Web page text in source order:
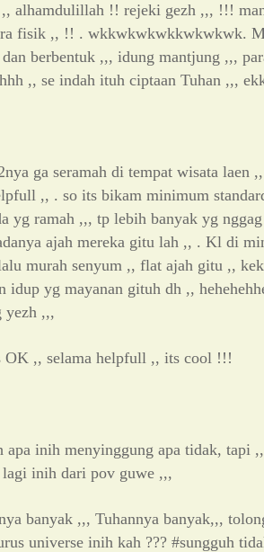
,, alhamdulillah !! rejeki gezh ,,, !!!
fisik ,, !! . wkkwkwkwkkwkwkwk.
berbentuk ,,, idung mantjung ,,,
,, se indah ituh ciptaan Tuhan ,,,
ga seramah di tempat wisata laen
,, . so its bikam minimum
yg ramah ,,, tp lebih banyak yg
ajah mereka gitu lah ,, . Kl di
murah senyum ,, flat ajah gitu ,,
idup yg mayanan gituh dh ,,
yezh ,,,
OK ,, selama helpfull ,, its cool !!!
apa inih menyinggung apa tidak, tapi
inih dari pov guwe ,,,
banyak ,,, Tuhannya banyak,,,
universe inih kah ??? #sungguh